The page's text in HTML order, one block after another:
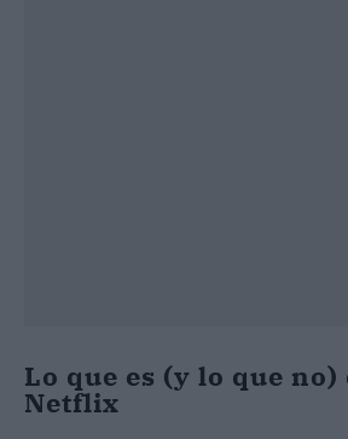
Lo que es (y lo que no)
Netflix